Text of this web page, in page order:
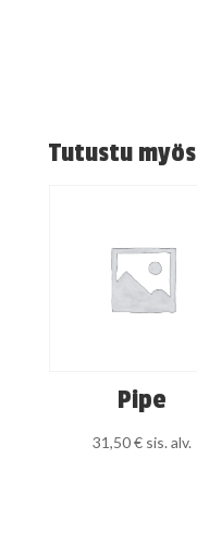
Tutustu myös
Pipe
31,50€ sis. alv.